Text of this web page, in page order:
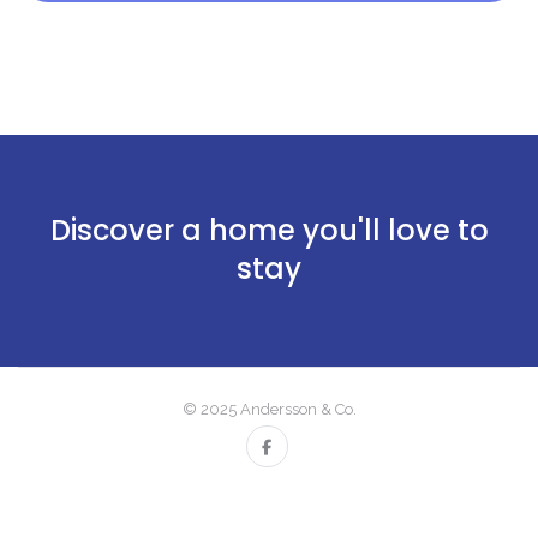
Discover a home you'll love to
stay
© 2025 Andersson & Co.